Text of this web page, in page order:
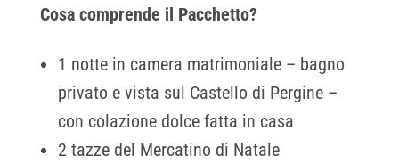
Cosa comprende il Pacchetto?
1 notte in camera matrimoniale – bagno
privato e vista sul Castello di Pergine –
con colazione dolce fatta in casa
2 tazze del Mercatino di Natale